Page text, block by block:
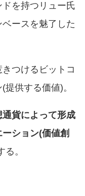
を持つリュー氏
ースを魅了した
つけるビットコ
供する価値)。
貨によって形成
ション(価値創
。